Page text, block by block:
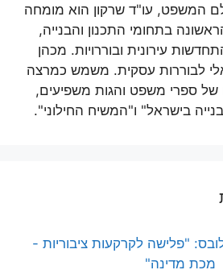
המשפט, עו"ד שרקון הוא מומחה
בתחומי התכנון והבנייה,
עירונית ובוררויות. מכהן
לבוררות עסקית. משמש כמרצה
ספרי משפט והגות משפיעים,
בנייה בישראל" ו"המשיח החילוני".
"פלישה לקרקעות ציבוריות -
מכת מדינה"